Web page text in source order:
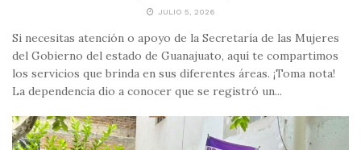
JULIO 5, 2026
Si necesitas atención o apoyo de la Secretaría de las Mujeres
del Gobierno del estado de Guanajuato, aquí te compartimos
los servicios que brinda en sus diferentes áreas. ¡Toma nota!
La dependencia dio a conocer que se registró un...